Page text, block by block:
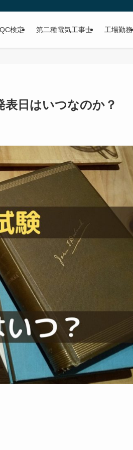
QC検定 第二種電気工事士 工場勤務
表日はいつなのか？